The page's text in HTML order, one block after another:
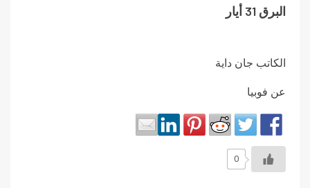
البرق 31 أيار
الكاتب جان داية
عن فوبيا
0